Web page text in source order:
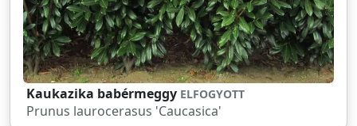
Kaukazika babérmeggy ELFOGYOTT
Prunus laurocerasus 'Caucasica'